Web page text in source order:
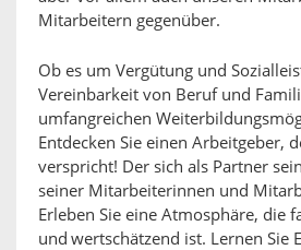
Mitarbeitern gegenüber.
Ob es um Vergütung und
Vereinbarkeit von Beruf und
umfangreichen
Entdecken Sie einen Arbeitgeber,
verspricht! Der sich als Partner
seiner Mitarbeiterinnen und
Erleben Sie eine Atmosphäre, die
und wertschätzend ist. Lernen Sie